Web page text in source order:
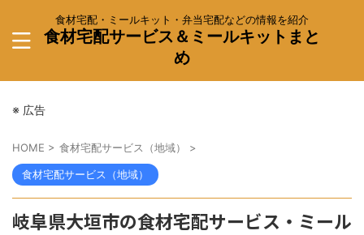
食材宅配・ミールキット・弁当宅配などの情報を紹介
食材宅配サービス＆ミールキットまと
め
※ 広告
HOME > 食材宅配サービス（地域） >
食材宅配サービス（地域）
岐阜県大垣市の食材宅配サービス・ミール